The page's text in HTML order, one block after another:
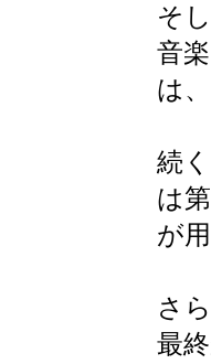
そ
音
は
続
は
が
さ
最